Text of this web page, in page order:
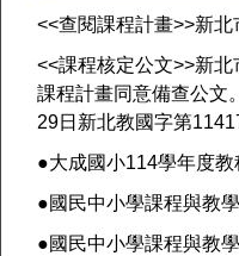
<<查閱課程計畫>>新
<<課程核定公文>>新
課程計畫同意備查公文
29日新北教國字第
●大成國小114學年度教
●國民中小學課程與教
●國民中小學課程與教